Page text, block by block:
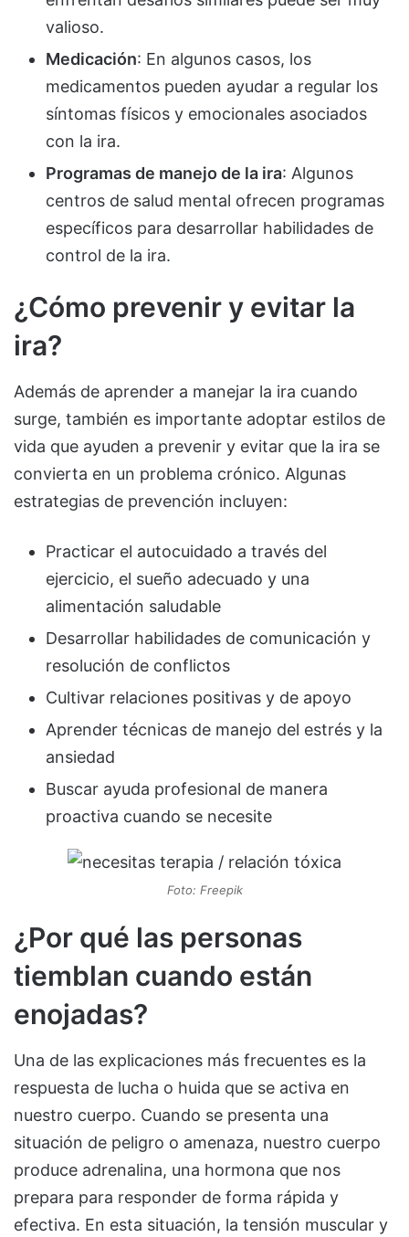
valioso.
Medicación: En algunos casos, los
medicamentos pueden ayudar a regular los
síntomas físicos y emocionales asociados
con la ira.
Programas de manejo de la ira: Algunos
centros de salud mental ofrecen programas
específicos para desarrollar habilidades de
control de la ira.
¿Cómo prevenir y evitar la
ira?
Además de aprender a manejar la ira cuando
surge, también es importante adoptar estilos de
vida que ayuden a prevenir y evitar que la ira se
convierta en un problema crónico. Algunas
estrategias de prevención incluyen:
Practicar el autocuidado a través del
ejercicio, el sueño adecuado y una
alimentación saludable
Desarrollar habilidades de comunicación y
resolución de conflictos
Cultivar relaciones positivas y de apoyo
Aprender técnicas de manejo del estrés y la
ansiedad
Buscar ayuda profesional de manera
proactiva cuando se necesite
Foto: Freepik
¿Por qué las personas
tiemblan cuando están
enojadas?
Una de las explicaciones más frecuentes es la
respuesta de lucha o huida que se activa en
nuestro cuerpo. Cuando se presenta una
situación de peligro o amenaza, nuestro cuerpo
produce adrenalina, una hormona que nos
prepara para responder de forma rápida y
efectiva. En esta situación, la tensión muscular y